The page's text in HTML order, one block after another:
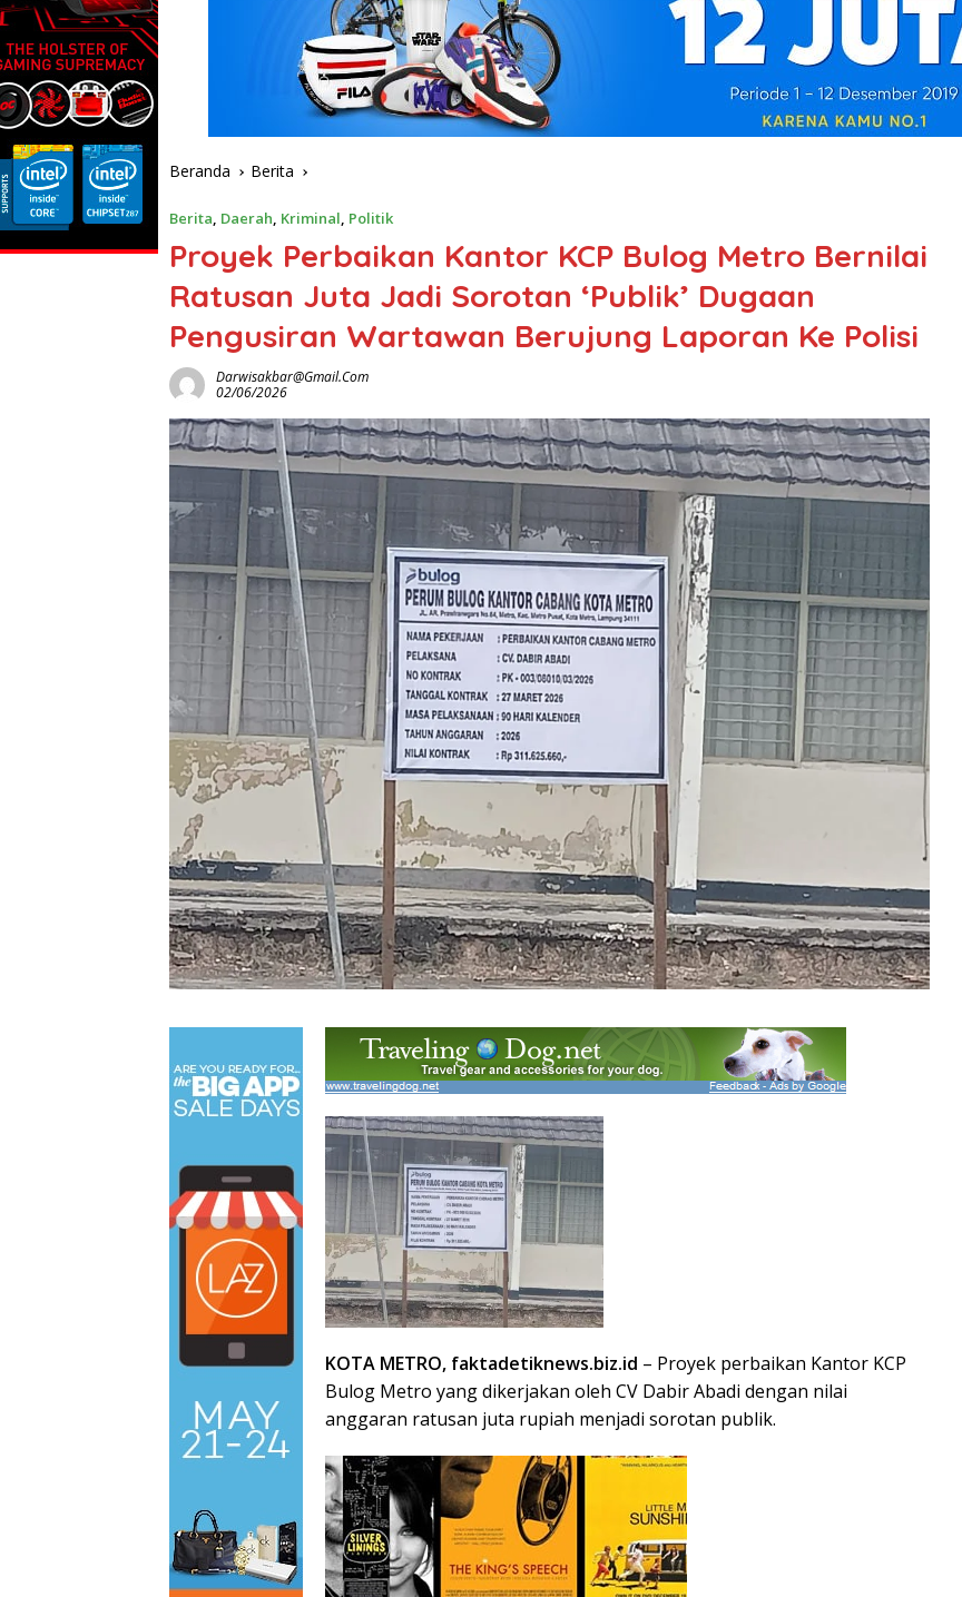
Beranda Berita
Berita, Daerah, Kriminal, Politik
Proyek Perbaikan Kantor KCP Bulog Metro Bernilai
Ratusan Juta Jadi Sorotan ‘Publik’ Dugaan
Pengusiran Wartawan Berujung Laporan Ke Polisi
Darwisakbar@gmail.com
02/06/2026
KOTA METRO, faktadetiknews.biz.id – Proyek perbaikan Kantor KCP
Bulog Metro yang dikerjakan oleh CV Dabir Abadi dengan nilai
anggaran ratusan juta rupiah menjadi sorotan publik.